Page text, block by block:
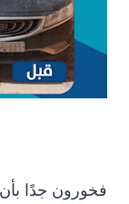
فخورون جدًا بأن